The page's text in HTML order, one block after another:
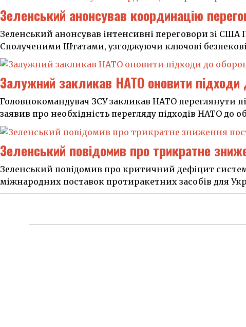
Зеленський анонсував координацію
Зеленський анонсував інтенсивні переговори зі
Сполученими Штатами, узгоджуючи ключові
Залужний закликав НАТО оновити підходи
Головнокомандувач ЗСУ закликав НАТО переглянути
заявив про необхідність перегляду підходів НАТО
Зеленський повідомив про трикратне
Зеленський повідомив про критичний дефіцит
міжнародних поставок протиракетних засобів для